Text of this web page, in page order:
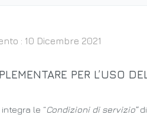
: 10 Dicembre 2021
PER L’USO
le “Condizioni di servizio”di